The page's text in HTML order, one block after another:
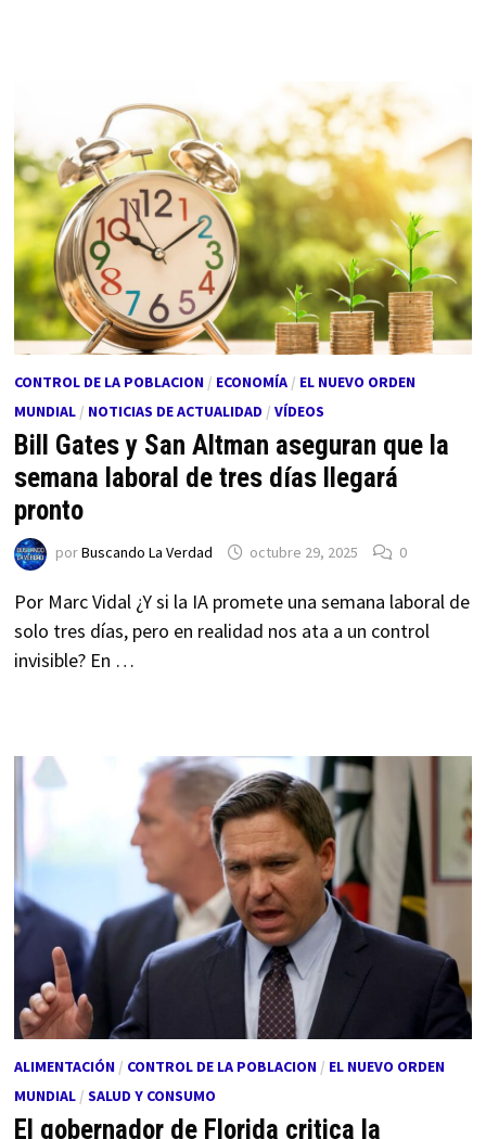
CONTROL DE LA POBLACION/ ECONOMÍA/ EL NUEVO ORDEN
MUNDIAL/ NOTICIAS DE ACTUALIDAD / VÍDEOS
Bill Gates y San Altman aseguran que la
semana laboral de tres días llegará
pronto
porBuscando La Verdad octubre 29, 2025 0
Por Marc Vidal ¿Y si la IA promete una semana laboral de
solo tres días, pero en realidad nos ata a un control
invisible? En …
ALIMENTACIÓN/ CONTROL DE LA POBLACION/ EL NUEVO ORDEN
MUNDIAL/ SALUD Y CONSUMO
El gobernador de Florida critica la